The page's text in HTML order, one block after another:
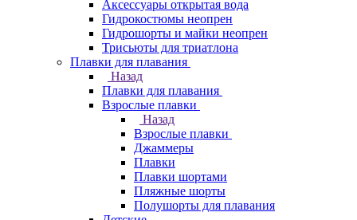
Аксессуары открытая вода
Гидрокостюмы неопрен
Гидрошорты и майки неопрен
Трисьюты для триатлона
Плавки для плавания
Назад
Плавки для плавания
Взрослые плавки
Назад
Взрослые плавки
Джаммеры
Плавки
Плавки шортами
Пляжные шорты
Полушорты для плавания